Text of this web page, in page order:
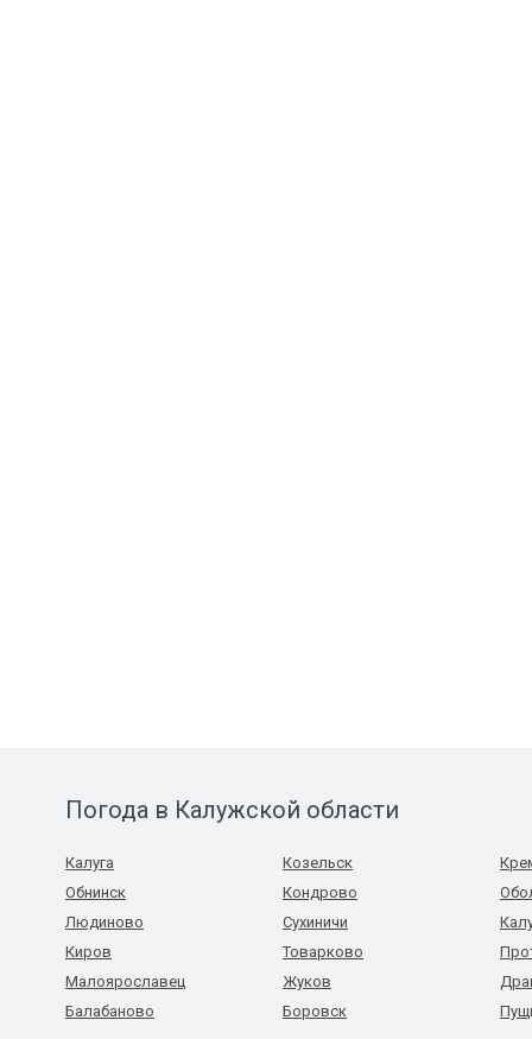
Погода в Калужской области
Калуга
Обнинск
Людиново
Киров
Малоярославец
Балабаново
Козельск
Кондрово
Сухиничи
Товарково
Жуков
Боровск